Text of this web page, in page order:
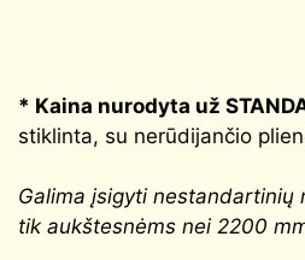
* Kaina nurodyta už
stiklinta, su nerūdijančio
Galima įsigyti nestandartinių
tik aukštesnėms nei 2200